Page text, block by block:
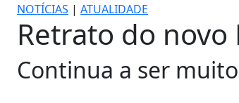
NOTÍCIAS | ATUALIDADE
Retrato do
Continua a ser